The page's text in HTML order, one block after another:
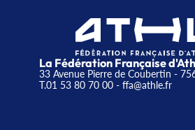
La Fédération Française
33 Avenue Pierre de Coubertin -
T.01 53 80 70 00- ffa@athle.fr